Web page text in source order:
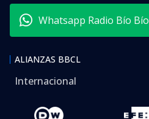
Whatsapp Radio Bío Bío
ALIANZAS BBCL
Internacional